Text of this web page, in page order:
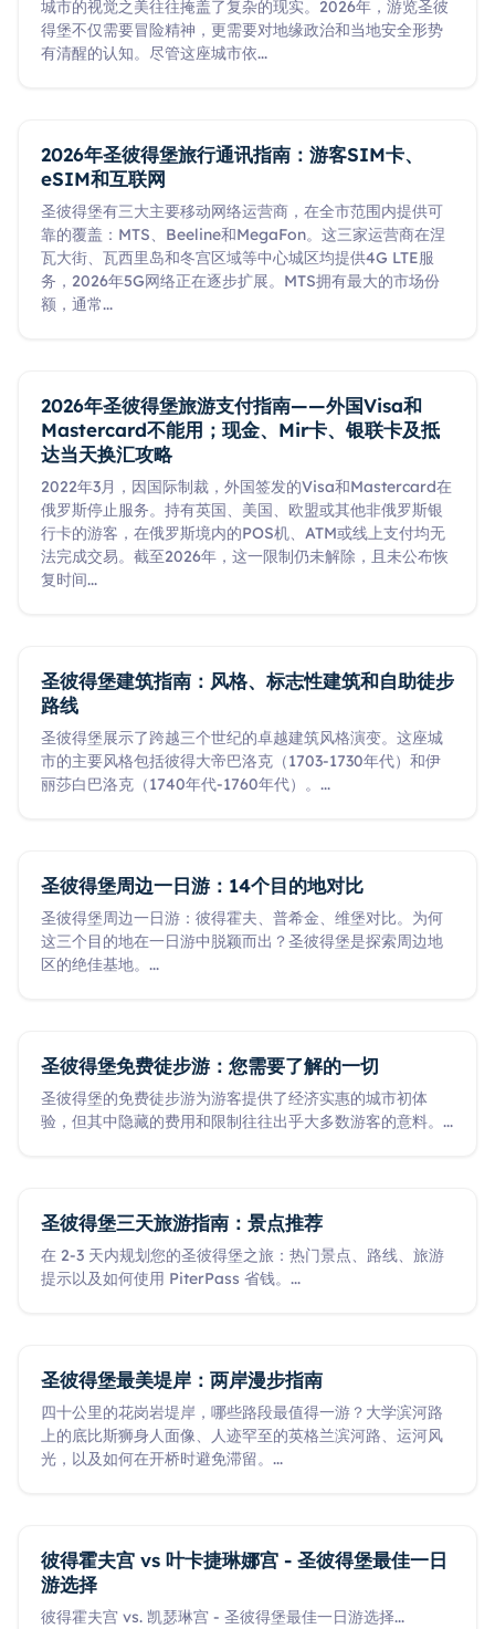
城市的视觉之美往往掩盖了复杂的现实。2026年，游览圣彼
得堡不仅需要冒险精神，更需要对地缘政治和当地安全形势
有清醒的认知。尽管这座城市依...
2026年圣彼得堡旅行通讯指南：游客SIM卡、
eSIM和互联网
圣彼得堡有三大主要移动网络运营商，在全市范围内提供可
靠的覆盖：MTS、Beeline和MegaFon。这三家运营商在涅
瓦大街、瓦西里岛和冬宫区域等中心城区均提供4G LTE服
务，2026年5G网络正在逐步扩展。MTS拥有最大的市场份
额，通常...
2026年圣彼得堡旅游支付指南——外国Visa和
Mastercard不能用；现金、Mir卡、银联卡及抵
达当天换汇攻略
2022年3月，因国际制裁，外国签发的Visa和Mastercard在
俄罗斯停止服务。持有英国、美国、欧盟或其他非俄罗斯银
行卡的游客，在俄罗斯境内的POS机、ATM或线上支付均无
法完成交易。截至2026年，这一限制仍未解除，且未公布恢
复时间...
圣彼得堡建筑指南：风格、标志性建筑和自助徒步
路线
圣彼得堡展示了跨越三个世纪的卓越建筑风格演变。这座城
市的主要风格包括彼得大帝巴洛克（1703-1730年代）和伊
丽莎白巴洛克（1740年代-1760年代）。 ...
圣彼得堡周边一日游：14个目的地对比
圣彼得堡周边一日游：彼得霍夫、普希金、维堡对比。为何
这三个目的地在一日游中脱颖而出？圣彼得堡是探索周边地
区的绝佳基地。 ...
圣彼得堡免费徒步游：您需要了解的一切
圣彼得堡的免费徒步游为游客提供了经济实惠的城市初体
验，但其中隐藏的费用和限制往往出乎大多数游客的意料。 ...
圣彼得堡三天旅游指南：景点推荐
在 2-3 天内规划您的圣彼得堡之旅：热门景点、路线、旅游
提示以及如何使用 PiterPass 省钱。 ...
圣彼得堡最美堤岸：两岸漫步指南
四十公里的花岗岩堤岸，哪些路段最值得一游？大学滨河路
上的底比斯狮身人面像、人迹罕至的英格兰滨河路、运河风
光，以及如何在开桥时避免滞留。 ...
彼得霍夫宫 vs 叶卡捷琳娜宫 - 圣彼得堡最佳一日
游选择
彼得霍夫宫 vs. 凯瑟琳宫 - 圣彼得堡最佳一日游选择...